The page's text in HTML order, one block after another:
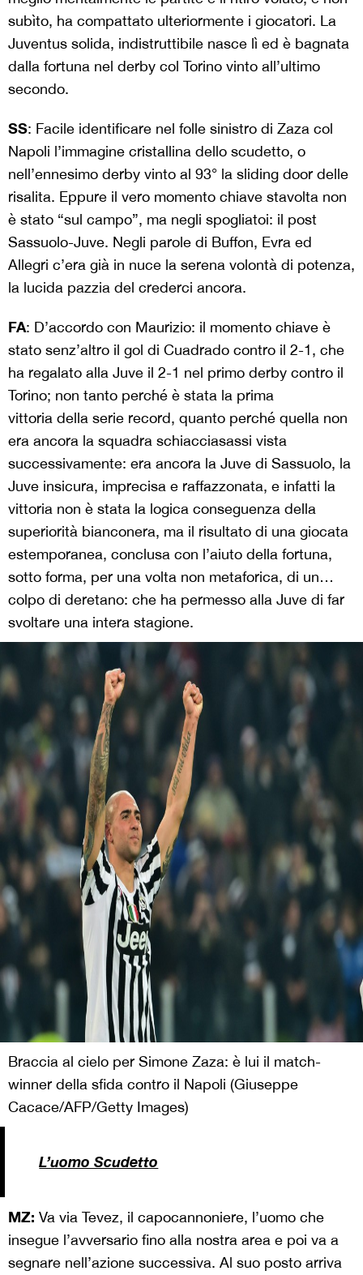
subìto, ha compattato ulteriormente i giocatori. La
Juventus solida, indistruttibile nasce lì ed è bagnata
dalla fortuna nel derby col Torino vinto all’ultimo
secondo.
SS: Facile identificare nel folle sinistro di Zaza col
Napoli l’immagine cristallina dello scudetto, o
nell’ennesimo derby vinto al 93° la sliding door delle
risalita. Eppure il vero momento chiave stavolta non
è stato “sul campo”, ma negli spogliatoi: il post
Sassuolo-Juve. Negli parole di Buffon, Evra ed
Allegri c’era già in nuce la serena volontà di potenza,
la lucida pazzia del crederci ancora.
FA: D’accordo con Maurizio: il momento chiave è
stato senz’altro il gol di Cuadrado contro il 2-1, che
ha regalato alla Juve il 2-1 nel primo derby contro il
Torino; non tanto perché è stata la prima
vittoria della serie record, quanto perché quella non
era ancora la squadra schiacciasassi vista
successivamente: era ancora la Juve di Sassuolo, la
Juve insicura, imprecisa e raffazzonata, e infatti la
vittoria non è stata la logica conseguenza della
superiorità bianconera, ma il risultato di una giocata
estemporanea, conclusa con l’aiuto della fortuna,
sotto forma, per una volta non metaforica, di un…
colpo di deretano: che ha permesso alla Juve di far
svoltare una intera stagione.
Braccia al cielo per Simone Zaza: è lui il match-
winner della sfida contro il Napoli (Giuseppe
Cacace/AFP/Getty Images)
L’uomo Scudetto
MZ: Va via Tevez, il capocannoniere, l’uomo che
insegue l’avversario fino alla nostra area e poi va a
segnare nell’azione successiva. Al suo posto arriva